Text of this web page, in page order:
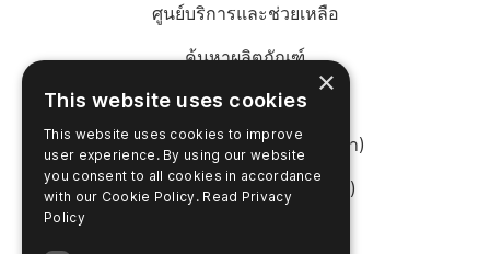
ศูนย์บริการและช่วยเหลือ
ค้นหาผลิตภัณฑ์
เข้าสู่ระบบ SureTrend
ร้านค้าออนไลน์ (สหรัฐอเมริกา)
ร้านค้าออนไลน์ (ออสเตรเลีย)
×
This website uses cookies
This website uses cookies to improve
user experience. By using our website
you consent to all cookies in accordance
with our Cookie Policy. Read Privacy
Policy